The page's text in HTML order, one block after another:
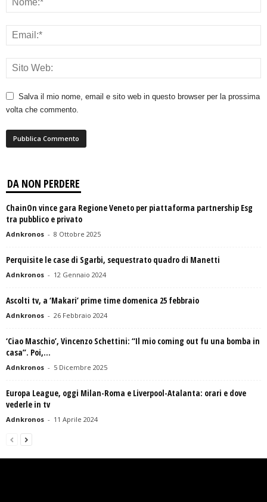
Salva il mio nome, email e sito web in questo browser per la prossima
volta che commento.
DA NON PERDERE
ChainOn vince gara Regione Veneto per piattaforma partnership Esg
tra pubblico e privato
Adnkronos - 8 Ottobre 2025
Perquisite le case di Sgarbi, sequestrato quadro di Manetti
Adnkronos - 12 Gennaio 2024
Ascolti tv, a ‘Makari’ prime time domenica 25 febbraio
Adnkronos - 26 Febbraio 2024
‘Ciao Maschio’, Vincenzo Schettini: “Il mio coming out fu una bomba in
casa”. Poi,...
Adnkronos - 5 Dicembre 2025
Europa League, oggi Milan-Roma e Liverpool-Atalanta: orari e dove
vederle in tv
Adnkronos - 11 Aprile 2024